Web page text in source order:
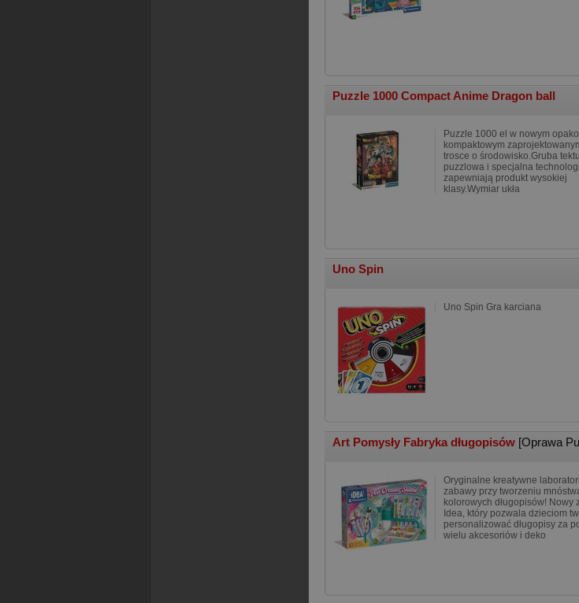
Puzzle 1000 Compact Anime Dragon ball
Puzzle 1000 el w nowym
kompaktowym
trosce o środowisko.Gruba
puzzlowa i specjalna
zapewniają produkt wysokiej
klasy.Wymiar ukła
Uno Spin
Uno Spin Gra karciana
Art Pomysły Fabryka długopisów [Oprawa
Oryginalne kreatywne
zabawy przy tworzeniu
kolorowych długopisów! Nowy
Idea, który pozwala dzieciom
personalizować długopisy za
wielu akcesoriów i deko